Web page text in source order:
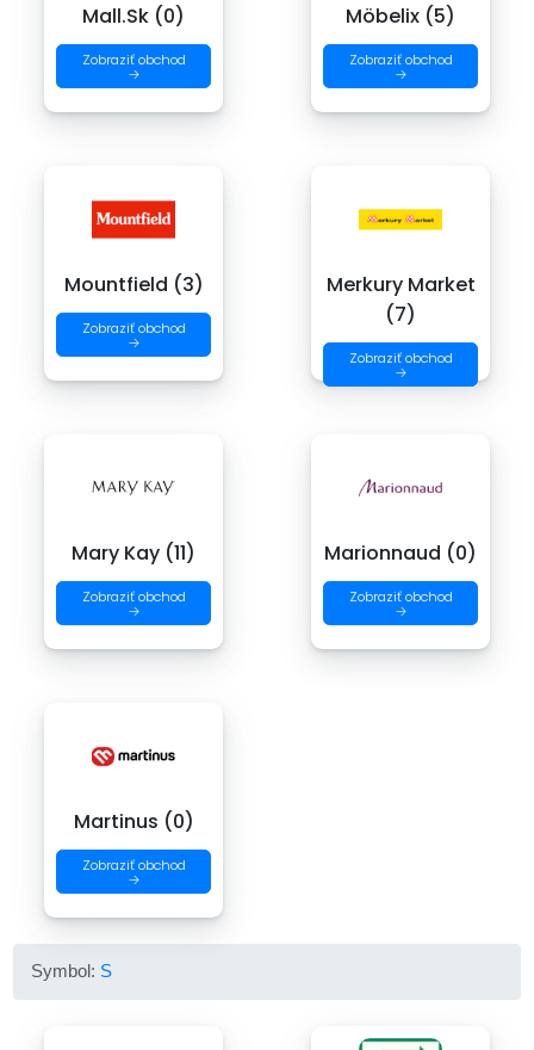
Mall.Sk (0)
Zobraziť obchod
→
Möbelix (5)
Zobraziť obchod
→
Mountfield (3)
Zobraziť obchod
→
Merkury Market
(7)
Zobraziť obchod
→
Mary Kay (11)
Zobraziť obchod
→
Marionnaud (0)
Zobraziť obchod
→
Martinus (0)
Zobraziť obchod
→
Symbol: S